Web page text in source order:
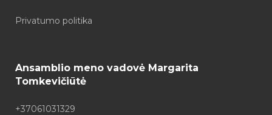
Privatumo politika
Ansamblio meno vadovė Margarita
Tomkevičiūtė
+37061031329